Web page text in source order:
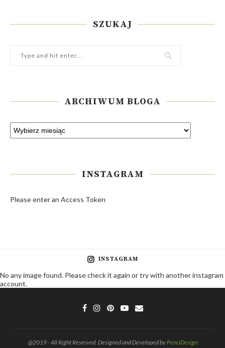
SZUKAJ
ARCHIWUM BLOGA
INSTAGRAM
Please enter an Access Token
INSTAGRAM
No any image found. Please check it again or try with another instagram
account.
@2019 - All Right Reserved. Designed and Developed by PenciDesign